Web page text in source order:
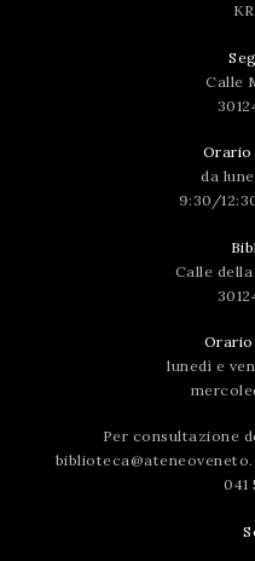
Calle
Orario
da
9:30/
Calle
lunedì e
Per consultazione
041